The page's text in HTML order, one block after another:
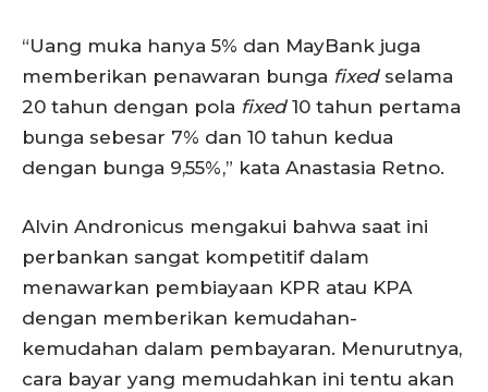
“Uang muka hanya 5% dan MayBank juga
memberikan penawaran bunga fixedselama
20 tahun dengan pola fixed10 tahun pertama
bunga sebesar 7% dan 10 tahun kedua
dengan bunga 9,55%,” kata Anastasia Retno.
Alvin Andronicus mengakui bahwa saat ini
perbankan sangat kompetitif dalam
menawarkan pembiayaan KPR atau KPA
dengan memberikan kemudahan-
kemudahan dalam pembayaran. Menurutnya,
cara bayar yang memudahkan ini tentu akan